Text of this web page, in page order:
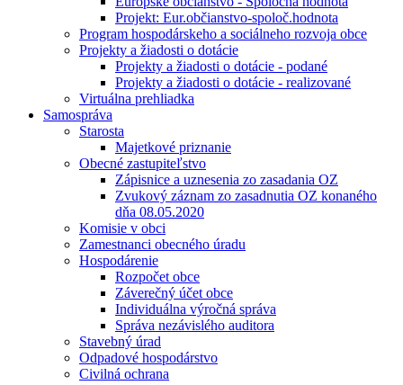
Projekt: Eur.občianstvo-spoloč.hodnota
Program hospodárskeho a sociálneho rozvoja obce
Projekty a žiadosti o dotácie
Projekty a žiadosti o dotácie - podané
Projekty a žiadosti o dotácie - realizované
Virtuálna prehliadka
Samospráva
Starosta
Majetkové priznanie
Obecné zastupiteľstvo
Zápisnice a uznesenia zo zasadania OZ
Zvukový záznam zo zasadnutia OZ konaného
dňa 08.05.2020
Komisie v obci
Zamestnanci obecného úradu
Hospodárenie
Rozpočet obce
Záverečný účet obce
Individuálna výročná správa
Správa nezávislého auditora
Stavebný úrad
Odpadové hospodárstvo
Civilná ochrana